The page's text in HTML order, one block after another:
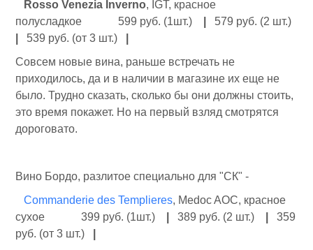
Rosso Venezia Inverno, IGT, красное
полусладкое 599 руб. (1шт.)
579 руб. (2 шт.)
539 руб. (от 3 шт.)
Совсем новые вина, раньше встречать не
приходилось, да и в наличии в магазине их еще не
было. Трудно сказать, сколько бы они должны стоить,
это время покажет. Но на первый взляд смотрятся
дороговато.
Вино Бордо, разлитое специально для "СК" -
Commanderie des Templieres, Medoc AOC, красное
сухое 399 руб. (1шт.)
389 руб. (2 шт.)
359
руб. (от 3 шт.)